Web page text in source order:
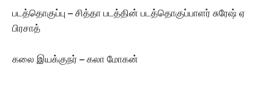
படத்தொகுப்பு – சித்தா படத்தின் படத்தொகுப்பாளர் சுரேஷ் ஏ
பிரசாத்
கலை இயக்குநர் – கலா மோகன்